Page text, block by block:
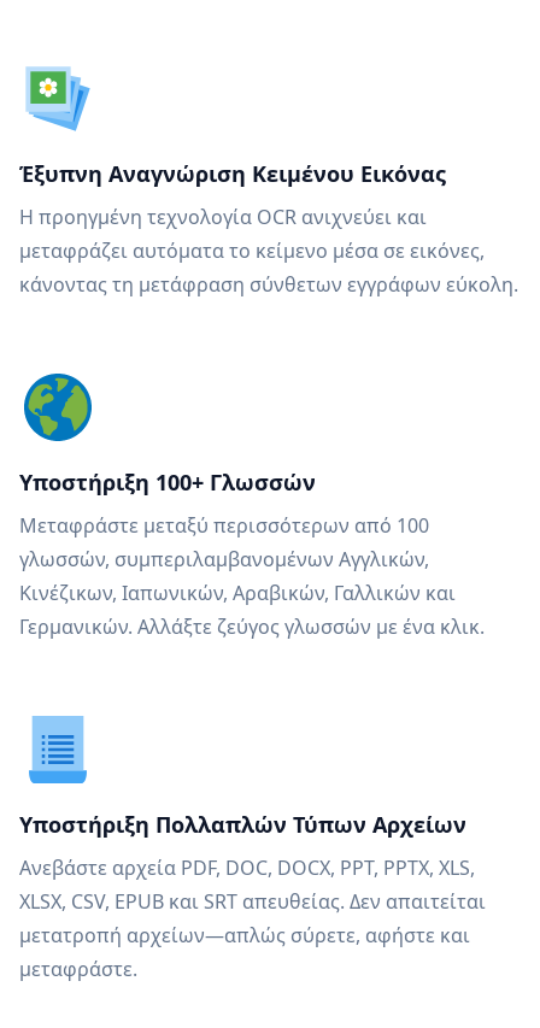
Έξυπνη Αναγνώριση Κειμένου Εικόνας
Η προηγμένη τεχνολογία OCR ανιχνεύει και
μεταφράζει αυτόματα το κείμενο μέσα σε εικόνες,
κάνοντας τη μετάφραση σύνθετων εγγράφων εύκολη.
Υποστήριξη 100+ Γλωσσών
Μεταφράστε μεταξύ περισσότερων από 100
γλωσσών, συμπεριλαμβανομένων Αγγλικών,
Κινέζικων, Ιαπωνικών, Αραβικών, Γαλλικών και
Γερμανικών. Αλλάξτε ζεύγος γλωσσών με ένα κλικ.
Υποστήριξη Πολλαπλών Τύπων Αρχείων
Ανεβάστε αρχεία PDF, DOC, DOCX, PPT, PPTX, XLS,
XLSX, CSV, EPUB και SRT απευθείας. Δεν απαιτείται
μετατροπή αρχείων—απλώς σύρετε, αφήστε και
μεταφράστε.